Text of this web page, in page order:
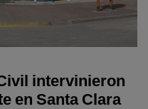
intervinieron
en Santa Clara